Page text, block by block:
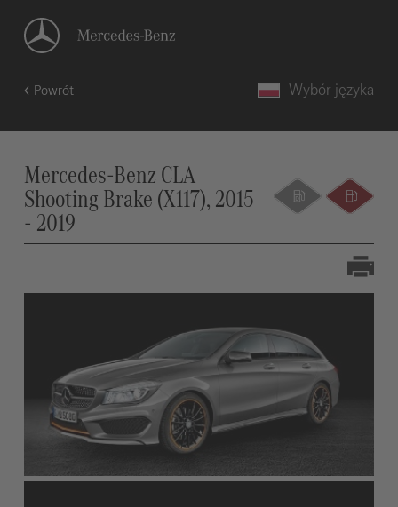
Powrót Wybór języka
Mercedes-Benz CLA
Shooting Brake (X117), 2015
- 2019